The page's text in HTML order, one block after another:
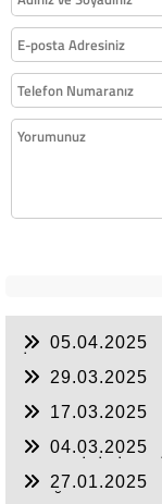
05.04.2025
29.03.2025
17.03.2025
04.03.2025
27.01.2025